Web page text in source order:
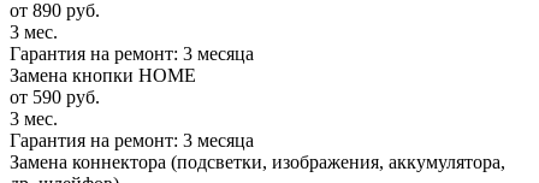
от 890 руб.
3 мес.
Гарантия на ремонт: 3 месяца
Замена кнопки HOME
от 590 руб.
3 мес.
Гарантия на ремонт: 3 месяца
Замена коннектора (подсветки, изображения, аккумулятора,